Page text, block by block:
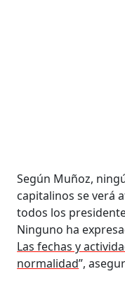
Según Muñoz,
capitalinos se verá
todos los
Ninguno ha
Las fechas y
normalidad”,